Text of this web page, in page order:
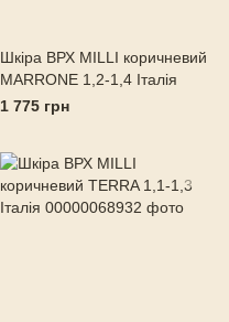
Шкіра ВРХ MILLI коричневий
MARRONE 1,2-1,4 Італія
1 775 грн